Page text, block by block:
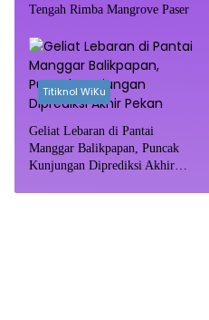
Tengah Rimba Mangrove Paser
Titiknol WiKu
Geliat Lebaran di Pantai
Manggar Balikpapan, Puncak
Kunjungan Diprediksi Akhir